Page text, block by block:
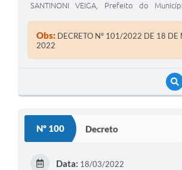
SANTINONI VEIGA, Prefeito do
legais de seu cargo.
Obs: DECRETO Nº 101/2022 DE 18 DE
2022
Nº 100 Decreto
Data: 18/03/2022